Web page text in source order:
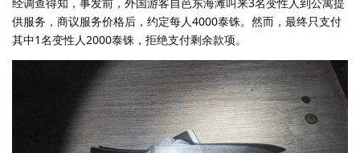
供服务，商议服务价格后，约定每人4000泰铢。然而，最终只支付
其中1名变性人2000泰铢，拒绝支付剩余款项。